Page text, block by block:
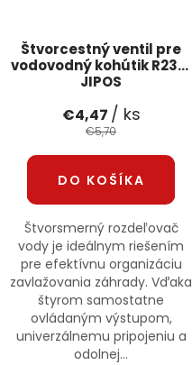
Štvorcestný ventil pre
vodovodný kohútik R2331
JIPOS
€4,47 / ks
€5,70
DO KOŠÍKA
Štvorsmerný rozdeľovač
vody je ideálnym riešením
pre efektívnu organizáciu
zavlažovania záhrady. Vďaka
štyrom samostatne
ovládaným výstupom,
univerzálnemu pripojeniu a
odolnej...